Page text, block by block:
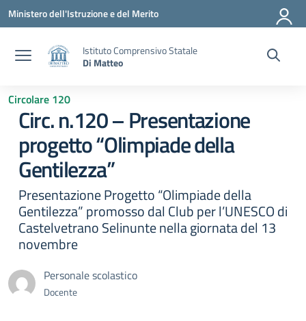
Vai ai contenuti
Vai al menu di navigazione
Vai al footer
Ministero dell'Istruzione e del Merito
Istituto Comprensivo Statale
Di Matteo
Circolare 120
Circ. n.120 – Presentazione
progetto “Olimpiade della
Gentilezza”
Presentazione Progetto “Olimpiade della
Gentilezza” promosso dal Club per l’UNESCO di
Castelvetrano Selinunte nella giornata del 13
novembre
Personale scolastico
Docente